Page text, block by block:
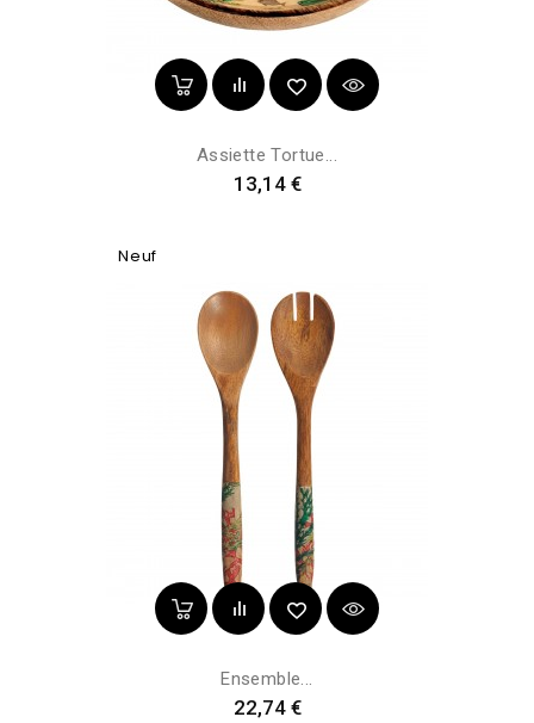
Assiette Tortue...
Prix
13,14 €
Neuf
Ensemble...
Prix
22,74 €